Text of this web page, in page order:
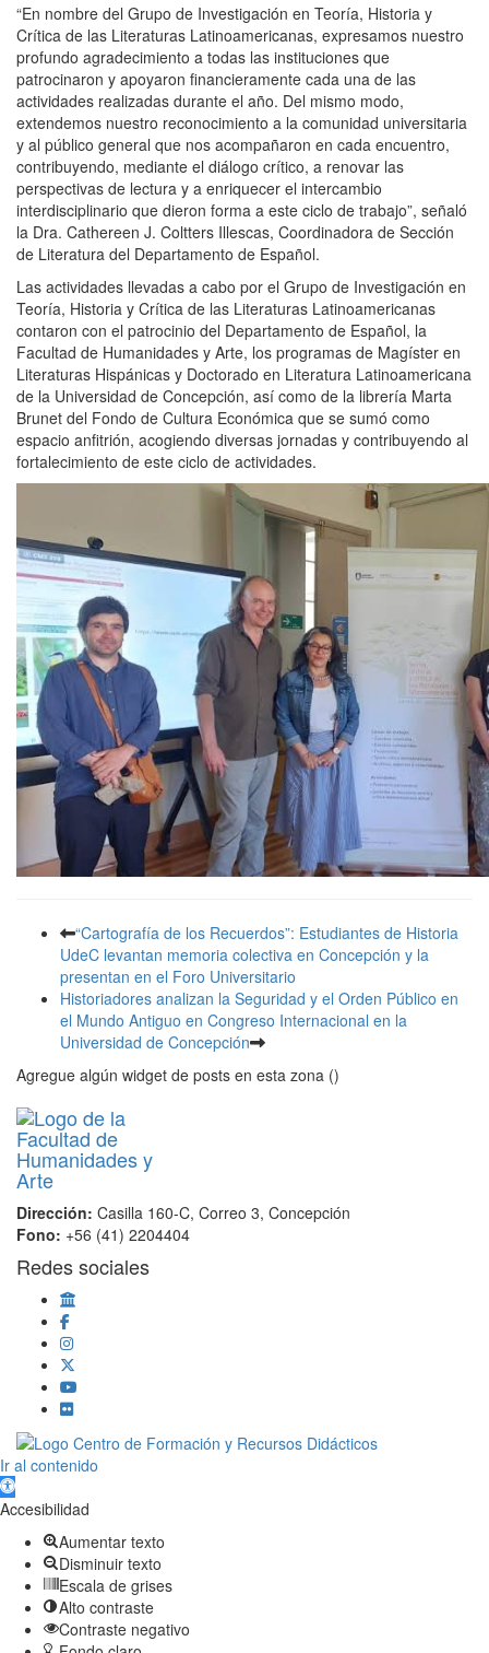
“En nombre del Grupo de Investigación en Teoría, Historia y
Crítica de las Literaturas Latinoamericanas, expresamos nuestro
profundo agradecimiento a todas las instituciones que
patrocinaron y apoyaron financieramente cada una de las
actividades realizadas durante el año. Del mismo modo,
extendemos nuestro reconocimiento a la comunidad universitaria
y al público general que nos acompañaron en cada encuentro,
contribuyendo, mediante el diálogo crítico, a renovar las
perspectivas de lectura y a enriquecer el intercambio
interdisciplinario que dieron forma a este ciclo de trabajo”, señaló
la Dra. Cathereen J. Coltters Illescas, Coordinadora de Sección
de Literatura del Departamento de Español.
Las actividades llevadas a cabo por el Grupo de Investigación en
Teoría, Historia y Crítica de las Literaturas Latinoamericanas
contaron con el patrocinio del Departamento de Español, la
Facultad de Humanidades y Arte, los programas de Magíster en
Literaturas Hispánicas y Doctorado en Literatura Latinoamericana
de la Universidad de Concepción, así como de la librería Marta
Brunet del Fondo de Cultura Económica que se sumó como
espacio anfitrión, acogiendo diversas jornadas y contribuyendo al
fortalecimiento de este ciclo de actividades.
“Cartografía de los Recuerdos”: Estudiantes de Historia
UdeC levantan memoria colectiva en Concepción y la
presentan en el Foro Universitario
Historiadores analizan la Seguridad y el Orden Público en
el Mundo Antiguo en Congreso Internacional en la
Universidad de Concepción
Agregue algún widget de posts en esta zona ()
Dirección: Casilla 160-C, Correo 3, Concepción
Fono: +56 (41) 2204404
Redes sociales
Scroll
Up
Ir al contenido
Abrir barra de herramientas
Accesibilidad
Aumentar texto
Disminuir texto
Escala de grises
Alto contraste
Contraste negativo